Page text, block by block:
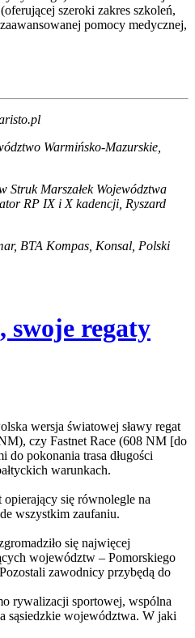
szeroki zakres szkoleń,
pomocy medycznej,
Warmińsko-Mazurskie,
Struk Marszałek Województwa
RP IX i X kadencji, Ryszard
BTA Kompas, Konsal, Polski
swoje regaty
wersja światowej sławy regat
czy Fastnet Race (608 NM [do
do pokonania trasa długości
warunkach.
się równolegle na
wszystkim zaufaniu.
się najwięcej
województw – Pomorskiego
zawodnicy przybędą do
rywalizacji sportowej, wspólna
sąsiedzkie województwa. W jaki